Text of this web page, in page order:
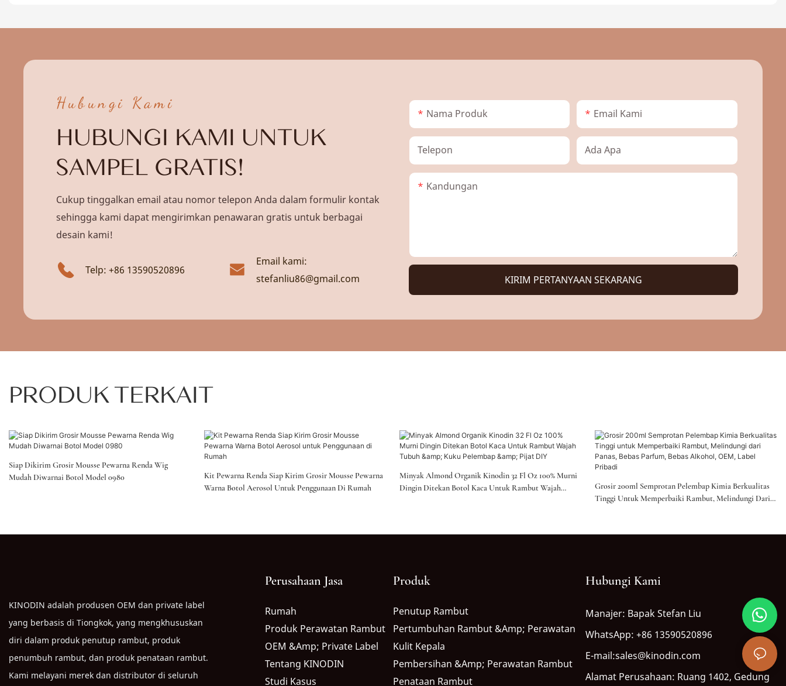
Hubungi Kami
HUBUNGI KAMI UNTUK
SAMPEL GRATIS!
Cukup tinggalkan email atau nomor telepon Anda dalam formulir kontak
sehingga kami dapat mengirimkan penawaran gratis untuk berbagai
desain kami!
Telp: +86 13590520896
Email kami:
stefanliu86@gmail.com
Nama Produk Email Kami
Telepon Ada Apa
Kandungan
KIRIM PERTANYAAN SEKARANG
PRODUK TERKAIT
Siap Dikirim Grosir Mousse Pewarna Renda Wig
Mudah Diwarnai Botol Model 0980
Kit Pewarna Renda Siap Kirim Grosir Mousse Pewarna
Warna Botol Aerosol Untuk Penggunaan Di Rumah
Minyak Almond Organik Kinodin 32 Fl Oz 100% Murni
Dingin Ditekan Botol Kaca Untuk Rambut Wajah
Grosir 200ml Semprotan Pelembap Kimia Berkualitas
Tinggi Untuk Memperbaiki Rambut, Melindungi Dari
KINODIN adalah produsen OEM dan private label
yang berbasis di Tiongkok, yang mengkhususkan
diri dalam produk penutup rambut, produk
penumbuh rambut, dan produk penataan rambut.
Kami melayani merek dan distributor di seluruh
Perusahaan Jasa
Rumah
Produk Perawatan Rambut
OEM &amp; Private Label
Tentang KINODIN
Studi Kasus
Produk
Penutup Rambut
Pertumbuhan Rambut &amp; Perawatan
Kulit Kepala
Pembersihan &amp; Perawatan Rambut
Penataan Rambut
Hubungi Kami
Manajer: Bapak Stefan Liu
WhatsApp: +86 13590520896
E-mail:sales@kinodin.com
Alamat Perusahaan: Ruang 1402, Gedung